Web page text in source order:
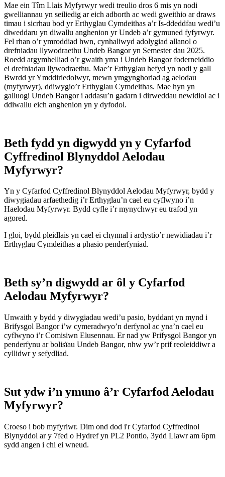
Mae ein Tîm Llais Myfyrwyr wedi treulio dros 6 mis yn nodi
gwelliannau yn seiliedig ar eich adborth ac wedi gweithio ar draws
timau i sicrhau bod yr Erthyglau Cymdeithas a’r Is-ddeddfau wedi’u
diweddaru yn diwallu anghenion yr Undeb a’r gymuned fyfyrwyr.
Fel rhan o’r ymroddiad hwn, cynhaliwyd adolygiad allanol o
drefniadau llywodraethu Undeb Bangor yn Semester dau 2025.
Roedd argymhelliad o’r gwaith yma i Undeb Bangor foderneiddio
ei drefniadau llywodraethu. Mae’r Erthyglau hefyd yn nodi y gall
Bwrdd yr Ymddiriedolwyr, mewn ymgynghoriad ag aelodau
(myfyrwyr), ddiwygio’r Erthyglau Cymdeithas. Mae hyn yn
galluogi Undeb Bangor i addasu’n gadarn i dirweddau newidiol ac i
ddiwallu eich anghenion yn y dyfodol.
Beth fydd yn digwydd yn y Cyfarfod
Cyffredinol Blynyddol Aelodau
Myfyrwyr?
Yn y Cyfarfod Cyffredinol Blynyddol Aelodau Myfyrwyr, bydd y
diwygiadau arfaethedig i’r Erthyglau’n cael eu cyflwyno i’n
Haelodau Myfyrwyr. Bydd cyfle i’r mynychwyr eu trafod yn
agored.
I gloi, bydd pleidlais yn cael ei chynnal i ardystio’r newidiadau i’r
Erthyglau Cymdeithas a phasio penderfyniad.
Beth sy’n digwydd ar ôl y Cyfarfod
Aelodau Myfyrwyr?
Unwaith y bydd y diwygiadau wedi’u pasio, byddant yn mynd i
Brifysgol Bangor i’w cymeradwyo’n derfynol ac yna’n cael eu
cyflwyno i’r Comisiwn Elusennau. Er nad yw Prifysgol Bangor yn
penderfynu ar bolisïau Undeb Bangor, nhw yw’r prif reoleiddiwr a
cyllidwr y sefydliad.
Sut ydw i’n ymuno â’r Cyfarfod Aelodau
Myfyrwyr?
Croeso i bob myfyriwr. Dim ond dod i'r Cyfarfod Cyffredinol
Blynyddol ar y 7fed o Hydref yn PL2 Pontio, 3ydd Llawr am 6pm
sydd angen i chi ei wneud.